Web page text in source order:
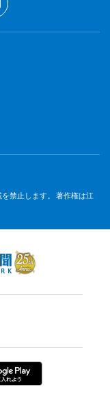
禁止します。 著作権は江